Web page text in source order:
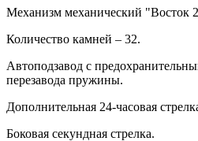
Механизм механический "Восток
Количество камней – 32.
Автоподзавод с
перезавода пружины.
Дополнительная 24-часовая
Боковая секундная стрелка.